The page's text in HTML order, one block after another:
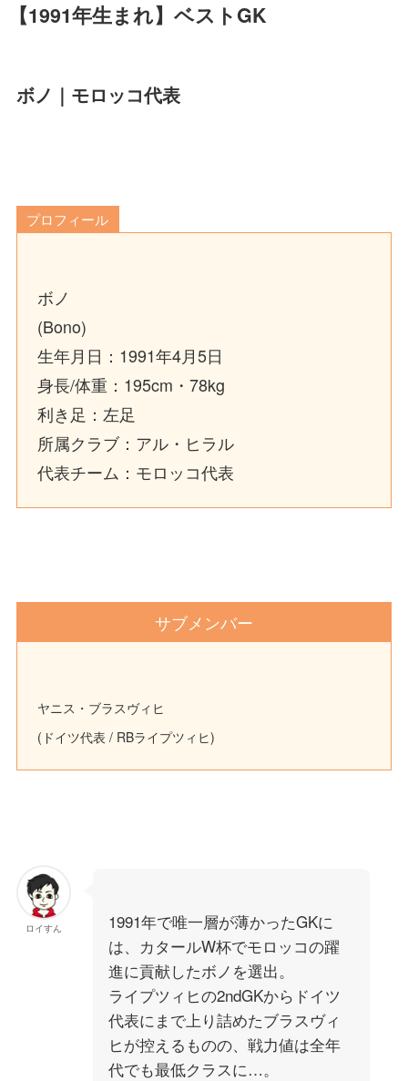
【1991年生まれ】ベストGK
ボノ｜モロッコ代表
プロフィール
ボノ
(Bono)
生年月日：1991年4月5日
身長/体重：195cm・78kg
利き足：左足
所属クラブ：アル・ヒラル
代表チーム：モロッコ代表
サブメンバー
ヤニス・ブラスヴィヒ
(ドイツ代表 / RBライプツィヒ)
ロイすん
1991年で唯一層が薄かったGKに
は、カタールW杯でモロッコの躍
進に貢献したボノを選出。
ライプツィヒの2ndGKからドイツ
代表にまで上り詰めたブラスヴィ
ヒが控えるものの、戦力値は全年
代でも最低クラスに…。